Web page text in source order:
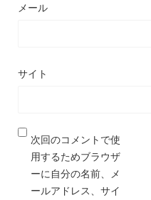
メール
サイト
次回のコメントで使
用するためブラウザ
ーに自分の名前、メ
ールアドレス、サイ